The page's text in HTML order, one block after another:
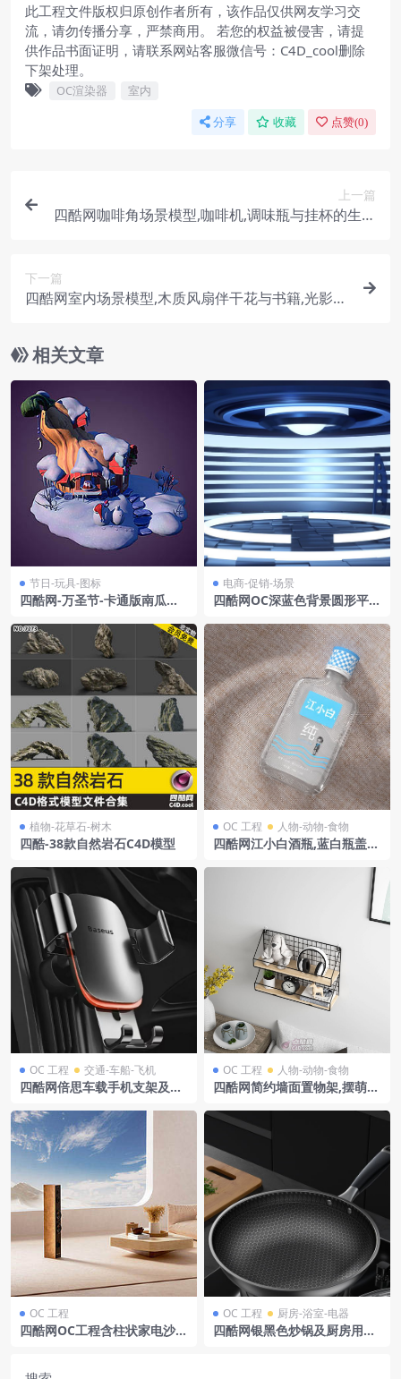
此工程文件版权归原创作者所有，该作品仅供网友学习交
流，请勿传播分享，严禁商用。 若您的权益被侵害，请提
供作品书面证明，请联系网站客服微信号：C4D_cool删除
下架处理。
OC渲染器 室内
分享 收藏 点赞(0)
上一篇
四酷网咖啡角场景模型,咖啡机,调味瓶与挂杯的生活
下一篇
四酷网室内场景模型,木质风扇伴干花与书籍,光影迷
相关文章
节日-玩具-图标
四酷网-万圣节-卡通版南瓜屋c
电商-促销-场景
四酷网OC深蓝色背景圆形平台
程
植物-花草石-树木
四酷-38款自然岩石C4D模型
OC 工程 人物-动物-食物
四酷网江小白酒瓶,蓝白瓶盖及
OC 工程 交通-车船-飞机
四酷网倍思车载手机支架及汽
OC 工程 人物-动物-食物
四酷网简约墙面置物架,摆萌宠
OC 工程
四酷网OC工程含柱状家电沙发
OC 工程 厨房-浴室-电器
四酷网银黑色炒锅及厨房用品